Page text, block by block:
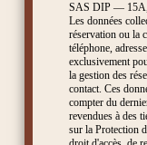
SAS DIP — 15A,
Les données
réservation ou la
téléphone,
exclusivement
la gestion des
contact. Ces
compter du
revendues à des
sur la Protection